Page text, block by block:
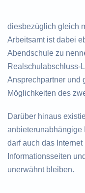
diesbezüglich gleich
Arbeitsamt ist dabei
Abendschule zu
Realschulabschluss-
Ansprechpartner und
Möglichkeiten des
Darüber hinaus
anbieterunabhängige
darf auch das
Informationsseiten
unerwähnt bleiben.